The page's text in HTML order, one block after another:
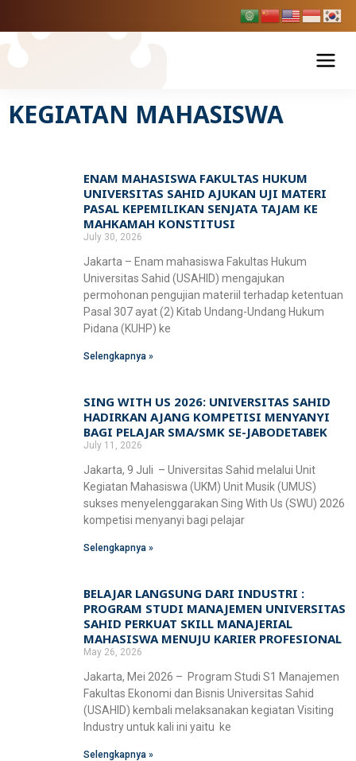
to
content
Tentang USAHID
Bagan & Struktur Organisasi
Pimpinan Universitas
Manajemen Universitas
BPMPP Usahid
Fakultas Ekonomi dan Bisnis
Manajemen
Akuntansi
Pariwisata
Fakultas Hukum
Ilmu Hukum
Fakultas Ilmu Komunikasi
D-III Broadcasting (Penyiaran)
Fakultas Teknik
Teknik Industri
Fakultas Teknologi Pangan & Kesehatan
Teknologi Pangan
Sekolah Pascasarjana
Doktoral Ilmu Komunikasi
Magister Ilmu Komunikasi
Magister Manajemen
Pendaftaran Mahasiswa Baru
Penelitian & Publikasi
Berita Usahid
CETAK KTM INFO AKADEMIK
ALUMNI
daftar@usahid.ac.id
humas@usahid.ac.id
JadiUSAHID
People
KEGIATAN MAHASISWA
ENAM MAHASISWA FAKULTAS HUKUM
UNIVERSITAS SAHID AJUKAN UJI MATERI
PASAL KEPEMILIKAN SENJATA TAJAM KE
MAHKAMAH KONSTITUSI
July 30, 2026
Jakarta – Enam mahasiswa Fakultas Hukum
Universitas Sahid (USAHID) mengajukan
permohonan pengujian materiil terhadap ketentuan
Pasal 307 ayat (2) Kitab Undang-Undang Hukum
Pidana (KUHP) ke
Selengkapnya »
SING WITH US 2026: UNIVERSITAS SAHID
HADIRKAN AJANG KOMPETISI MENYANYI
BAGI PELAJAR SMA/SMK SE-JABODETABEK
July 11, 2026
Jakarta, 9 Juli – Universitas Sahid melalui Unit
Kegiatan Mahasiswa (UKM) Unit Musik (UMUS)
sukses menyelenggarakan Sing With Us (SWU) 2026
kompetisi menyanyi bagi pelajar
Selengkapnya »
BELAJAR LANGSUNG DARI INDUSTRI :
PROGRAM STUDI MANAJEMEN UNIVERSITAS
SAHID PERKUAT SKILL MANAJERIAL
MAHASISWA MENUJU KARIER PROFESIONAL
May 26, 2026
Jakarta, Mei 2026 – Program Studi S1 Manajemen
Fakultas Ekonomi dan Bisnis Universitas Sahid
(USAHID) kembali melaksanakan kegiatan Visiting
Industry untuk kali ini yaitu ke
Selengkapnya »
PagePagePagePagePage